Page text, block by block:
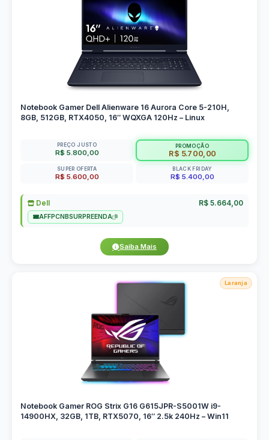
Notebook Gamer Dell Alienware 16 Aurora Core 5-210H,
8GB, 512GB, RTX4050, 16″ WQXGA 120Hz – Linux
PREÇO JUSTO
R$ 5.800,00
PROMOÇÃO
R$ 5.700,00
SUPER OFERTA
R$ 5.600,00
BLACK FRIDAY
R$ 5.400,00
Dell R$ 5.664,00
AFFPCNBSURPREENDA
Saiba Mais
Laranja
Notebook Gamer ROG Strix G16 G615JPR-S5001W i9-
14900HX, 32GB, 1TB, RTX5070, 16″ 2.5k 240Hz – Win11